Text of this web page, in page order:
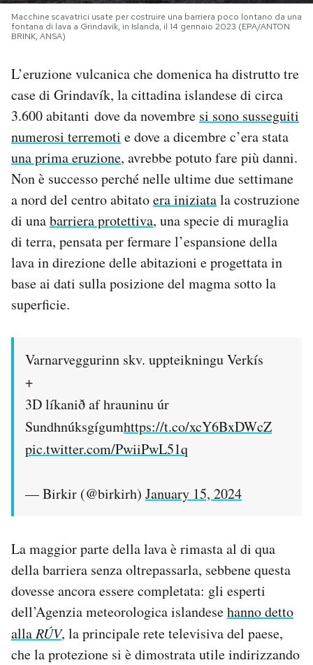
SHOP
CALENDARIO
Area Personale
Newsletter
Notifiche mobile
Hai bisogno di aiuto?
Esci
Macchine scavatrici usate per costruire una barriera poco lontano da una
fontana di lava a Grindavík, in Islanda, il 14 gennaio 2023 (EPA/ANTON
BRINK, ANSA)
L’eruzione vulcanica che domenica ha distrutto tre
case di Grindavík, la cittadina islandese di circa
3.600 abitanti dove da novembre si sono susseguiti
numerosi terremoti e dove a dicembre c’era stata
una prima eruzione, avrebbe potuto fare più danni.
Non è successo perché nelle ultime due settimane
a nord del centro abitatoera iniziatala costruzione
di unabarriera protettiva, una specie di muraglia
di terra, pensata per fermare l’espansione della
lava in direzione delle abitazioni e progettata in
base ai dati sulla posizione del magma sotto la
superficie.
Varnarveggurinn skv. uppteikningu Verkís
+
3D líkanið af hrauninu úr
Sundhnúksgígumhttps://t.co/xcY6BxDWcZ
pic.twitter.com/PwiiPwL51q
— Birkir (@birkirh) January 15, 2024
La maggior parte della lava è rimasta al di qua
della barriera senza oltrepassarla, sebbene questa
dovesse ancora essere completata: gli esperti
dell’Agenzia meteorologica islandesehanno detto
allaRÚV, la principale rete televisiva del paese,
che la protezione si è dimostrata utile indirizzando